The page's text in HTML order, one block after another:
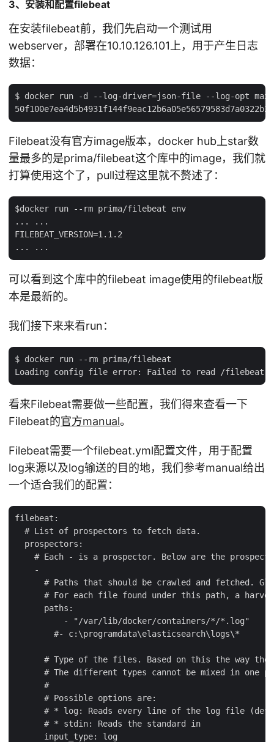
3、安装和配置filebeat
在安装filebeat前，我们先启动一个测试用
webserver，部署在10.10.126.101上，用于产生日志
数据：
$ docker run -d --log-driver=json-file --log-opt max-
Filebeat没有官方image版本，docker hub上star数
量最多的是prima/filebeat这个库中的image，我们就
打算使用这个了，pull过程这里就不赘述了：
$docker run --rm prima/filebeat env
... ...
FILEBEAT_VERSION=1.1.2
可以看到这个库中的filebeat image使用的filebeat版
本是最新的。
我们接下来来看run：
$ docker run --rm prima/filebeat
看来Filebeat需要做一些配置，我们得来查看一下
Filebeat的官方manual。
Filebeat需要一个filebeat.yml配置文件，用于配置
log来源以及log输送的目的地，我们参考manual给出
一个适合我们的配置：
filebeat:
  # List of prospectors to fetch data.
  prospectors:
# Each - is a prospector. Below are the
    -
# Paths that should be crawled and fetched.
# For each file found under this path, a
      paths:
          - "/var/lib/docker/containers/*/*.log"
        #- c:\programdata\elasticsearch\logs\*
# Type of the files. Based on this the way the
# The different types cannot be mixed in one
      #
      # Possible options are:
# * log: Reads every line of the log file
      # * stdin: Reads the standard in
      input_type: log